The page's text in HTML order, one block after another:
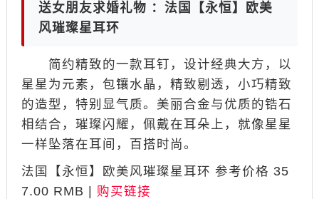
送女朋友求婚礼物 ：法国【永恒】欧美
风璀璨星耳环
简约精致的一款耳钉，设计经典大方，以
星星为元素，包镶水晶，精致剔透，小巧精致
的造型，特别显气质。美丽合金与优质的锆石
相结合，璀璨闪耀，佩戴在耳朵上，就像星星
一样坠落在耳间，百搭时尚。
法国【永恒】欧美风璀璨星耳环 参考价格 35
7.00 RMB | 购买链接